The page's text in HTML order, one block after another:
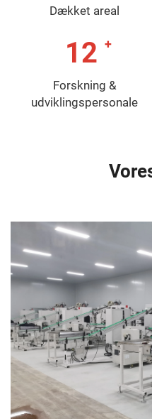
Dækket areal
12
Forskning &
udviklingspersonale